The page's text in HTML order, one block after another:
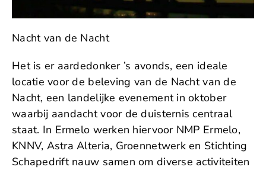
Nacht van de Nacht
Het is er aardedonker ’s avonds, een ideale
locatie voor de beleving van de Nacht van de
Nacht, een landelijke evenement in oktober
waarbij aandacht voor de duisternis centraal
staat. In Ermelo werken hiervoor NMP Ermelo,
KNNV, Astra Alteria, Groennetwerk en Stichting
Schapedrift nauw samen om diverse activiteiten